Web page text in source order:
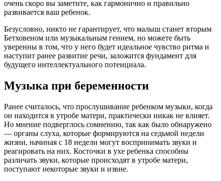
очень скоро вы заметите, как гармонично и правильно
развивается ваш ребенок.
Безусловно, никто не гарантирует, что малыш станет вторым
Бетховеном или музыкальным гением, но можете быть
уверенны в том, что у него будет идеальное чувство ритма и
наступит ранее развитие речи, заложится фундамент для
будущего интеллектуального потенциала.
Музыка при беременности
Ранее считалось, что прослушивание ребенком музыки, когда
он находится в утробе матери, практически никак не влияет.
Но мнение подверглось сомнению, так как было обнаружено
— органы слуха, которые формируются на седьмой недели
жизни, начиная с 18 недели могут воспринимать звуки и
реагировать на них. Косточки в ухе ребенка способны
различать звуки, которые происходят в утробе матери,
поступают некоторые звуки и извне.